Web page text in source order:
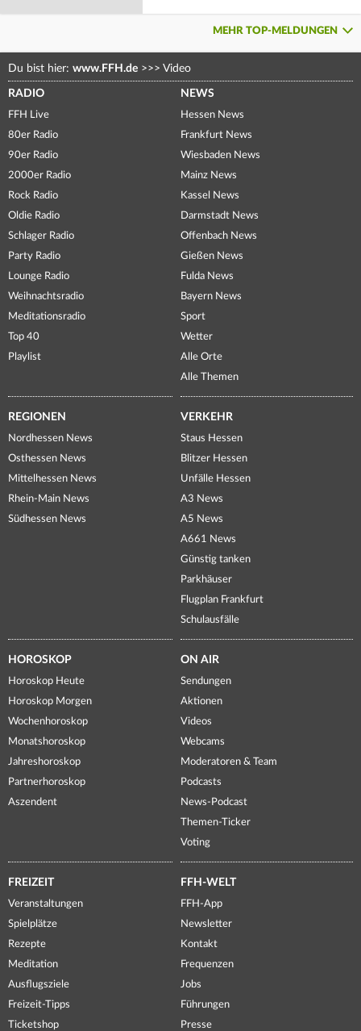
MEHR TOP-MELDUNGEN
Du bist hier: www.FFH.de >>> Video
RADIO
FFH Live
80er Radio
90er Radio
2000er Radio
Rock Radio
Oldie Radio
Schlager Radio
Party Radio
Lounge Radio
Weihnachtsradio
Meditationsradio
Top 40
Playlist
NEWS
Hessen News
Frankfurt News
Wiesbaden News
Mainz News
Kassel News
Darmstadt News
Offenbach News
Gießen News
Fulda News
Bayern News
Sport
Wetter
Alle Orte
Alle Themen
REGIONEN
Nordhessen News
Osthessen News
Mittelhessen News
Rhein-Main News
Südhessen News
VERKEHR
Staus Hessen
Blitzer Hessen
Unfälle Hessen
A3 News
A5 News
A661 News
Günstig tanken
Parkhäuser
Flugplan Frankfurt
Schulausfälle
HOROSKOP
Horoskop Heute
Horoskop Morgen
Wochenhoroskop
Monatshoroskop
Jahreshoroskop
Partnerhoroskop
Aszendent
ON AIR
Sendungen
Aktionen
Videos
Webcams
Moderatoren & Team
Podcasts
News-Podcast
Themen-Ticker
Voting
FREIZEIT
Veranstaltungen
Spielplätze
Rezepte
Meditation
Ausflugsziele
Freizeit-Tipps
Ticketshop
FFH-WELT
FFH-App
Newsletter
Kontakt
Frequenzen
Jobs
Führungen
Presse